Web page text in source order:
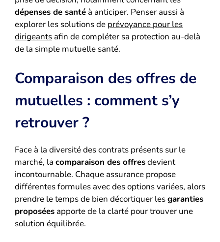
dépenses de santé à anticiper. Penser aussi à
explorer les solutions de prévoyance pour les
dirigeants afin de compléter sa protection au-delà
de la simple mutuelle santé.
Comparaison des offres de
mutuelles : comment s’y
retrouver ?
Face à la diversité des contrats présents sur le
marché, la comparaison des offresdevient
incontournable. Chaque assurance propose
différentes formules avec des options variées, alors
prendre le temps de bien décortiquer lesgaranties
proposées apporte de la clarté pour trouver une
solution équilibrée.